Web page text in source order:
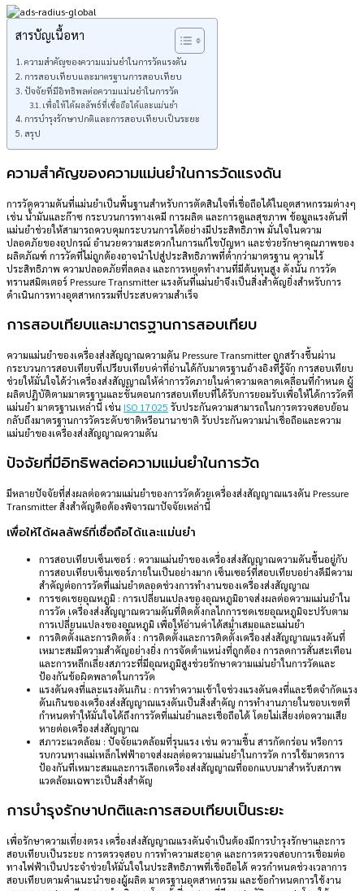
สารบัญเนื้อหา
ความสำคัญของความแม่นยำในการวัดแรงดัน
การสอบเทียบและมาตรฐานการสอบเทียบ
ปัจจัยที่มีอิทธิพลต่อความแม่นยำในการวัด
เพื่อให้ได้ผลลัพธ์ที่เชื่อถือได้และแม่นยำ
การบำรุงรักษาปกติและการสอบเทียบเป็นระยะ
สรุป
ความสำคัญของความแม่นยำในการวัดแรงดัน
การวัดความดันที่แม่นยำเป็นพื้นฐานสำหรับการตัดสินใจที่เชื่อถือได้ในอุตสาหกรรมต่างๆ
เช่น น้ำมันและก๊าซ กระบวนการทางเคมี การผลิต และการดูแลสุขภาพ ข้อมูลแรงดันที่
แม่นยำช่วยให้สามารถควบคุมกระบวนการได้อย่างมีประสิทธิภาพ มั่นใจในความ
ปลอดภัยของอุปกรณ์ อำนวยความสะดวกในการแก้ไขปัญหา และช่วยรักษาคุณภาพของ
ผลิตภัณฑ์ การวัดที่ไม่ถูกต้องอาจนำไปสู่ประสิทธิภาพที่ต่ำกว่ามาตรฐาน ความไร้
ประสิทธิภาพ ความปลอดภัยที่ลดลง และการหยุดทำงานที่มีต้นทุนสูง ดังนั้น การวัด
ทรานสมิตเตอร์ Pressure Transmitter แรงดันที่แม่นยำจึงเป็นสิ่งสำคัญยิ่งสำหรับการ
ดำเนินการทางอุตสาหกรรมที่ประสบความสำเร็จ
การสอบเทียบและมาตรฐานการสอบเทียบ
ความแม่นยำของเครื่องส่งสัญญาณความดัน Pressure Transmitter ถูกสร้างขึ้นผ่าน
กระบวนการสอบเทียบที่เปรียบเทียบค่าที่อ่านได้กับมาตรฐานอ้างอิงที่รู้จัก การสอบเทียบ
ช่วยให้มั่นใจได้ว่าเครื่องส่งสัญญาณให้ค่าการวัดภายในค่าความคลาดเคลื่อนที่กำหนด ผู้
ผลิตปฏิบัติตามมาตรฐานและขั้นตอนการสอบเทียบที่ได้รับการยอมรับเพื่อให้ได้การวัดที่
แม่นยำ มาตรฐานเหล่านี้ เช่นISO 17025 รับประกันความสามารถในการตรวจสอบย้อน
กลับถึงมาตรฐานการวัดระดับชาติหรือนานาชาติ รับประกันความน่าเชื่อถือและความ
แม่นยำของเครื่องส่งสัญญาณความดัน
ปัจจัยที่มีอิทธิพลต่อความแม่นยำในการวัด
มีหลายปัจจัยที่ส่งผลต่อความแม่นยำของการวัดด้วยเครื่องส่งสัญญาณแรงดัน Pressure
Transmitter สิ่งสำคัญคือต้องพิจารณาปัจจัยเหล่านี้
เพื่อให้ได้ผลลัพธ์ที่เชื่อถือได้และแม่นยำ
การสอบเทียบเซ็นเซอร์ : ความแม่นยำของเครื่องส่งสัญญาณความดันขึ้นอยู่กับ
การสอบเทียบเซ็นเซอร์ภายในเป็นอย่างมาก เซ็นเซอร์ที่สอบเทียบอย่างดีมีความ
สำคัญต่อการวัดที่แม่นยำตลอดช่วงการทำงานของเครื่องส่งสัญญาณ
การชดเชยอุณหภูมิ : การเปลี่ยนแปลงของอุณหภูมิอาจส่งผลต่อความแม่นยำใน
การวัด เครื่องส่งสัญญาณความดันที่ติดตั้งกลไกการชดเชยอุณหภูมิจะปรับตาม
การเปลี่ยนแปลงของอุณหภูมิ เพื่อให้อ่านค่าได้สม่ำเสมอและแม่นยำ
การติดตั้งและการติดตั้ง : การติดตั้งและการติดตั้งเครื่องส่งสัญญาณแรงดันที่
เหมาะสมมีความสำคัญอย่างยิ่ง การจัดตำแหน่งที่ถูกต้อง การลดการสั่นสะเทือน
และการหลีกเลี่ยงสภาวะที่มีอุณหภูมิสูงช่วยรักษาความแม่นยำในการวัดและ
ป้องกันข้อผิดพลาดในการวัด
แรงดันคงที่และแรงดันเกิน : การทำความเข้าใจช่วงแรงดันคงที่และขีดจำกัดแรง
ดันเกินของเครื่องส่งสัญญาณแรงดันเป็นสิ่งสำคัญ การทำงานภายในขอบเขตที่
กำหนดทำให้มั่นใจได้ถึงการวัดที่แม่นยำและเชื่อถือได้ โดยไม่เสี่ยงต่อความเสีย
หายต่อเครื่องส่งสัญญาณ
สภาวะแวดล้อม : ปัจจัยแวดล้อมที่รุนแรง เช่น ความชื้น สารกัดกร่อน หรือการ
รบกวนทางแม่เหล็กไฟฟ้าอาจส่งผลต่อความแม่นยำในการวัด การใช้มาตรการ
ป้องกันที่เหมาะสมและการเลือกเครื่องส่งสัญญาณที่ออกแบบมาสำหรับสภาพ
แวดล้อมเฉพาะเป็นสิ่งสำคัญ
การบำรุงรักษาปกติและการสอบเทียบเป็นระยะ
เพื่อรักษาความเที่ยงตรง เครื่องส่งสัญญาณแรงดันจำเป็นต้องมีการบำรุงรักษาและการ
สอบเทียบเป็นระยะ การตรวจสอบ การทำความสะอาด และการตรวจสอบการเชื่อมต่อ
ทางไฟฟ้าเป็นประจำช่วยให้มั่นใจในประสิทธิภาพที่เชื่อถือได้ ควรกำหนดช่วงเวลาการ
สอบเทียบตามคำแนะนำของผู้ผลิต มาตรฐานอุตสาหกรรม และข้อกำหนดการใช้งาน